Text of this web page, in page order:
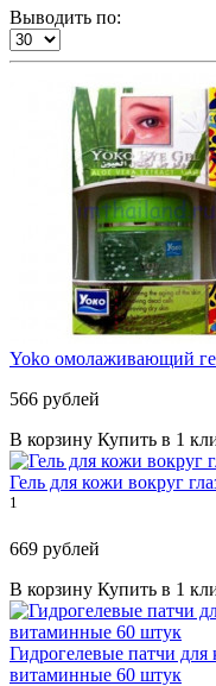
Выводить по:
Yoko омолаживающий
566 рублей
В корзину Купить в 1
Гель для кожи вокруг
1
669 рублей
В корзину Купить в 1
Гидрогелевые патчи для
витаминные 60 штук